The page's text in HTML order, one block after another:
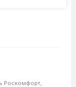
Роскомфорт,